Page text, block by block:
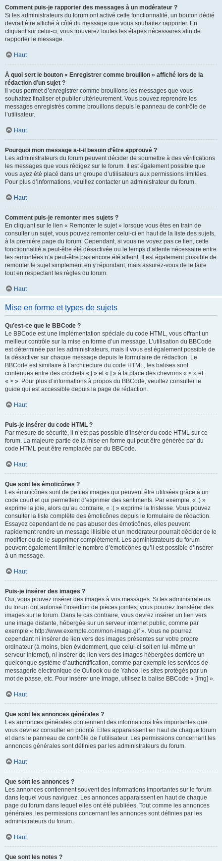
Comment puis-je rapporter des messages à un modérateur ?
Si les administrateurs du forum ont activé cette fonctionnalité, un bouton dédié
devrait être affiché à côté du message que vous souhaitez rapporter. En
cliquant sur celui-ci, vous trouverez toutes les étapes nécessaires afin de
rapporter le message.
Haut
À quoi sert le bouton « Enregistrer comme brouillon » affiché lors de la
rédaction d’un sujet ?
Il vous permet d’enregistrer comme brouillons les messages que vous
souhaitez finaliser et publier ultérieurement. Vous pouvez reprendre les
messages enregistrés comme brouillons depuis le panneau de contrôle de
l’utilisateur.
Haut
Pourquoi mon message a-t-il besoin d’être approuvé ?
Les administrateurs du forum peuvent décider de soumettre à des vérifications
les messages que vous rédigez sur le forum. Il est également possible que
vous ayez été placé dans un groupe d’utilisateurs aux permissions limitées.
Pour plus d’informations, veuillez contacter un administrateur du forum.
Haut
Comment puis-je remonter mes sujets ?
En cliquant sur le lien « Remonter le sujet » lorsque vous êtes en train de
consulter un sujet, vous pouvez remonter celui-ci en haut de la liste des sujets,
à la première page du forum. Cependant, si vous ne voyez pas ce lien, cette
fonctionnalité a peut-être été désactivée ou le temps d’attente nécessaire entre
les remontées n’a peut-être pas encore été atteint. Il est également possible de
remonter le sujet simplement en y répondant, mais assurez-vous de le faire
tout en respectant les règles du forum.
Haut
Mise en forme et types de sujets
Qu’est-ce que le BBCode ?
Le BBCode est une implémentation spéciale du code HTML, vous offrant un
meilleur contrôle sur la mise en forme d’un message. L’utilisation du BBCode
est déterminée par les administrateurs, mais il vous est également possible de
la désactiver sur chaque message depuis le formulaire de rédaction. Le
BBCode est similaire à l’architecture du code HTML, les balises sont
contenues entre des crochets « [ » et « ] » à la place des chevrons « < » et
« > ». Pour plus d’informations à propos du BBCode, veuillez consulter le
guide qui est accessible depuis la page de rédaction.
Haut
Puis-je insérer du code HTML ?
Par mesure de sécurité, il n’est pas possible d’insérer du code HTML sur ce
forum. La majeure partie de la mise en forme qui peut être générée par du
code HTML peut être remplacée par du BBCode.
Haut
Que sont les émoticônes ?
Les émoticônes sont de petites images qui peuvent être utilisées grâce à un
code court et qui permettent d’exprimer des sentiments. Par exemple, « :) »
exprime la joie, alors qu’au contraire, « :( » exprime la tristesse. Vous pouvez
consulter la liste complète des émoticônes depuis le formulaire de rédaction.
Essayez cependant de ne pas abuser des émoticônes, elles peuvent
rapidement rendre un message illisible et un modérateur pourrait décider de le
modifier ou de le supprimer complètement. Les administrateurs du forum
peuvent également limiter le nombre d’émoticônes qu’il est possible d’insérer
à un message.
Haut
Puis-je insérer des images ?
Oui, vous pouvez insérer des images à vos messages. Si les administrateurs
du forum ont autorisé l’insertion de pièces jointes, vous pourrez transférer des
images sur le forum. Dans le cas contraire, vous devrez insérer un lien vers
une image distante, hébergée sur un serveur internet public, comme par
exemple « http://www.exemple.com/mon-image.gif ». Vous ne pourrez
cependant ni insérer de lien vers des images présentes sur votre propre
ordinateur (à moins, bien évidemment, que celui-ci soit en lui-même un
serveur internet), ni insérer de lien vers des images hébergées derrière un
quelconque système d’authentification, comme par exemple les services de
messagerie électronique de Outlook ou de Yahoo, les sites protégés par un
mot de passe, etc. Pour insérer une image, utilisez la balise BBCode « [img] ».
Haut
Que sont les annonces générales ?
Les annonces générales contiennent des informations très importantes que
vous devriez consulter en priorité. Elles apparaissent en haut de chaque forum
et dans le panneau de contrôle de l’utilisateur. Les permissions concernant les
annonces générales sont définies par les administrateurs du forum.
Haut
Que sont les annonces ?
Les annonces contiennent souvent des informations importantes sur le forum
dans lequel vous naviguez. Les annonces apparaissent en haut de chaque
page du forum dans lequel elles ont été publiées. Tout comme les annonces
générales, les permissions concernant les annonces sont définies par les
administrateurs du forum.
Haut
Que sont les notes ?